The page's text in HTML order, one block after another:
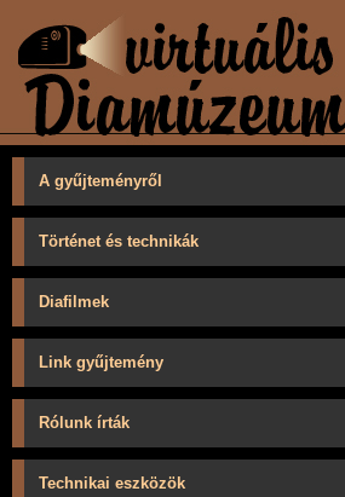
A gyűjteményről
Történet és technikák
Diafilmek
Link gyűjtemény
Rólunk írták
Technikai eszközök